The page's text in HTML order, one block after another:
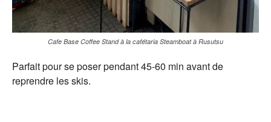
Cafe Base Coffee Stand à la cafétaria Steamboat à Rusutsu
Parfait pour se poser pendant 45-60 min avant de
reprendre les skis.